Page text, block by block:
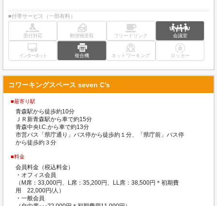
■付帯サービス（一部有料）
受付対応 郵便物受取 フリードリンク 会議室
インターネット 複合機 ネットワーキング ロッカー
コワーキングスペース seven C’s
■最寄り駅
青森駅から徒歩約10分
ＪＲ新青森駅から車で約15分
青森中央I.C.から車で約13分
市営バス「県庁通り」バス停から徒歩約１分、「県庁前」バス停
から徒歩約３分
■料金
会員料金（税込料金）
・オフィス会員
（M席：33,000円、L席：35,200円、LL席：38,500円＊初期費
用 22,000円/人）
・一般会員